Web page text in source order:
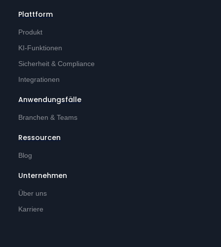
Plattform
Produkt
KI-Funktionen
Sicherheit & Compliance
Integrationen
Anwendungsfälle
Branchen & Teams
Ressourcen
Blog
Unternehmen
Über uns
Karriere